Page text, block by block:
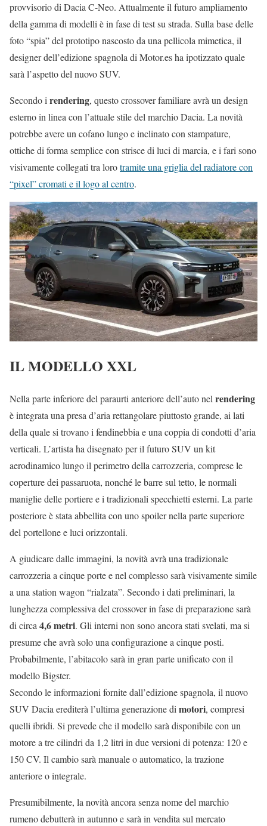
provvisorio di Dacia C-Neo. Attualmente il futuro ampliamento
della gamma di modelli è in fase di test su strada. Sulla base delle
foto “spia” del prototipo nascosto da una pellicola mimetica, il
designer dell’edizione spagnola di Motor.es ha ipotizzato quale
sarà l’aspetto del nuovo SUV.
Secondo irendering, questo crossover familiare avrà un design
esterno in linea con l’attuale stile del marchio Dacia. La novità
potrebbe avere un cofano lungo e inclinato con stampature,
ottiche di forma semplice con strisce di luci di marcia, e i fari sono
visivamente collegati tra lorotramite una griglia del radiatore con
“pixel” cromati e il logo al centro.
IL MODELLO XXL
Nella parte inferiore del paraurti anteriore dell’auto nel rendering
è integrata una presa d’aria rettangolare piuttosto grande, ai lati
della quale si trovano i fendinebbia e una coppia di condotti d’aria
verticali. L’artista ha disegnato per il futuro SUV un kit
aerodinamico lungo il perimetro della carrozzeria, comprese le
coperture dei passaruota, nonché le barre sul tetto, le normali
maniglie delle portiere e i tradizionali specchietti esterni. La parte
posteriore è stata abbellita con uno spoiler nella parte superiore
del portellone e luci orizzontali.
A giudicare dalle immagini, la novità avrà una tradizionale
carrozzeria a cinque porte e nel complesso sarà visivamente simile
a una station wagon “rialzata”. Secondo i dati preliminari, la
lunghezza complessiva del crossover in fase di preparazione sarà
di circa 4,6 metri. Gli interni non sono ancora stati svelati, ma si
presume che avrà solo una configurazione a cinque posti.
Probabilmente, l’abitacolo sarà in gran parte unificato con il
modello Bigster.
Secondo le informazioni fornite dall’edizione spagnola, il nuovo
SUV Dacia erediterà l’ultima generazione di motori, compresi
quelli ibridi. Si prevede che il modello sarà disponibile con un
motore a tre cilindri da 1,2 litri in due versioni di potenza: 120 e
150 CV. Il cambio sarà manuale o automatico, la trazione
anteriore o integrale.
Presumibilmente, la novità ancora senza nome del marchio
rumeno debutterà in autunno e sarà in vendita sul mercato